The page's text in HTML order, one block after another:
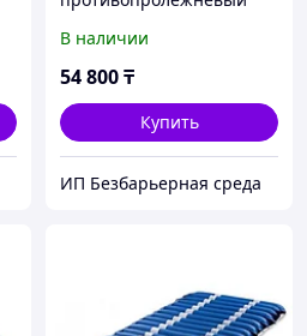
BUBBLE MASTER
В наличии
54 800₸
Купить
ИП Безбарьерная среда